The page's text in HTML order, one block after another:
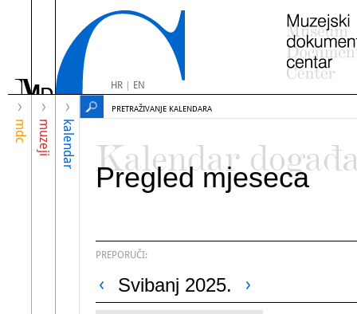
HR| EN
mdc muzeji kalendar
PRETRAŽIVANJE KALENDARA
Kalendar
Pregled mjeseca
PREPORUČI:
Svibanj 2025.